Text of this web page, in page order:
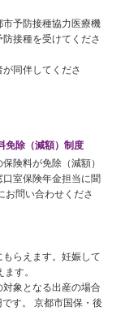
予防接種協力医療機
接種を受けてくださ
同伴してくださ
免除（減額）制度
険料が免除（減額）
室保険年金担当に聞
お問い合わせくださ
らえます。妊娠して
す。
象となる出産の場合
す。 京都市国保・後